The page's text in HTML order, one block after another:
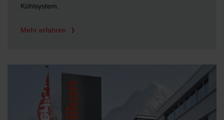
Kühlsystem.
Mehr erfahren